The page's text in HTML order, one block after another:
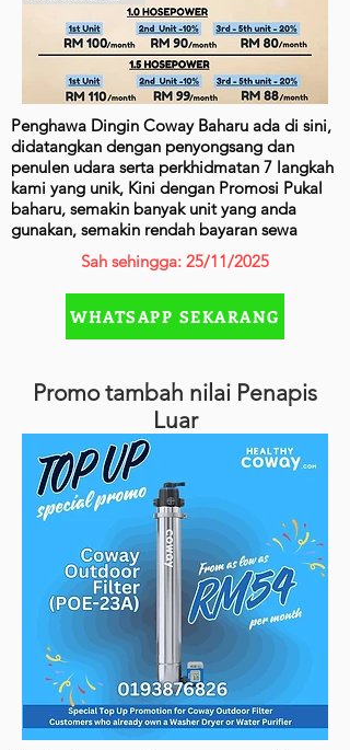
Penghawa Dingin Coway Baharu ada di sini,
didatangkan dengan penyongsang dan
penulen udara serta perkhidmatan 7 langkah
kami yang unik, Kini dengan Promosi Pukal
baharu, semakin banyak unit yang anda
gunakan, semakin rendah bayaran sewa
Sah sehingga: 25/11/2025
WHATSAPP SEKARANG
Promo tambah nilai Penapis
Luar